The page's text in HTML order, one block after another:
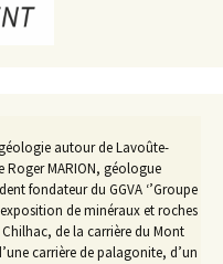
autour de Lavoûte-
Roger MARION, géologue
fondateur du GGVA ‘’Groupe
exposition de minéraux et roches
de la carrière du Mont
carrière de palagonite, d’un